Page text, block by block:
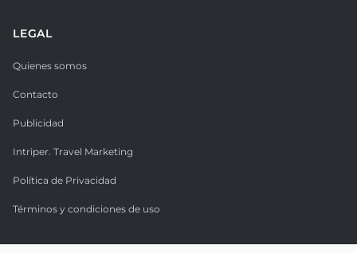
LEGAL
Quienes somos
Contacto
Publicidad
Intriper. Travel Marketing
Política de Privacidad
Términos y condiciones de uso